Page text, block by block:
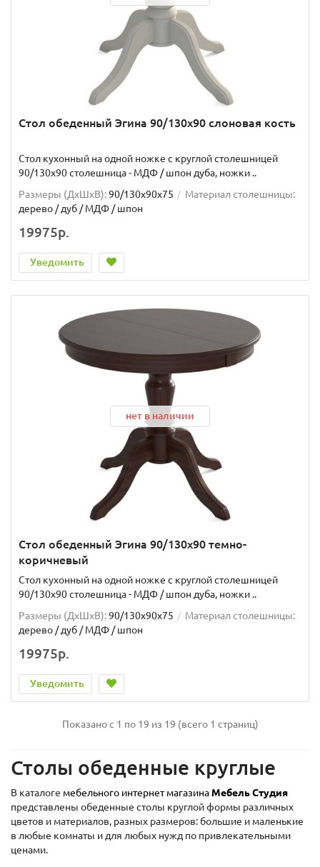
Стол обеденный Эгина 90/130х90 слоновая кость
Стол кухонный на одной ножке с круглой столешницей
90/130х90 столешница - МДФ / шпон дуба, ножки ..
Размеры (ДхШxВ):90/130х90х75
Материал столешницы:
дерево / дуб / МДФ / шпон
19975р.
Уведомить
нет в наличии
Стол обеденный Эгина 90/130х90 темно-
коричневый
Стол кухонный на одной ножке с круглой столешницей
90/130х90 столешница - МДФ / шпон дуба, ножки ..
Размеры (ДхШxВ):90/130х90х75
Материал столешницы:
дерево / дуб / МДФ / шпон
19975р.
Уведомить
Показано с 1 по 19 из 19 (всего 1 страниц)
Столы обеденные круглые
В каталоге мебельного интернет магазина Мебель Студия
представлены обеденные столы круглой формы различных
цветов и материалов, разных размеров: большие и маленькие
в любые комнаты и для любых нужд по привлекательными
ценами.